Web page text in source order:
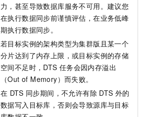
力，甚至导致数据库服务不可用。建议您
在执行数据同步前谨慎评估，在业务低峰
期执行数据同步。
若目标实例的架构类型为集群版且某一个
分片达到了内存上限，或目标实例的存储
空间不足时，DTS 任务会因内存溢出
（Out of Memory）而失败。
在 DTS 同步期间，不允许有除 DTS 外的
数据写入目标库，否则会导致源库与目标